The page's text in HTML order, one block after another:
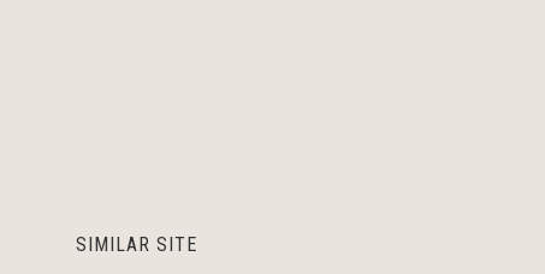
SIMILAR SITE